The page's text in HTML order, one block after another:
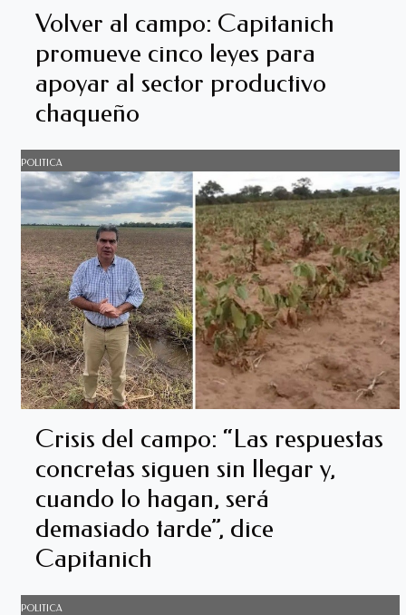
Volver al campo: Capitanich
promueve cinco leyes para
apoyar al sector productivo
chaqueño
POLITICA
Crisis del campo: “Las respuestas
concretas siguen sin llegar y,
cuando lo hagan, será
demasiado tarde”, dice
Capitanich
POLITICA